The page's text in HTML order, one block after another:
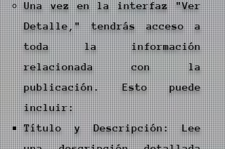
Una vez en la interfaz "Ver
Detalle," tendrás acceso a
toda la información
relacionada con la
publicación. Esto puede
incluir:
Título y Descripción: Lee